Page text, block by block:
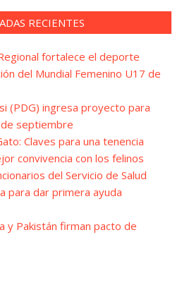
RECIENTES
fortalece el deporte
del Mundial Femenino U17 de
(PDG) ingresa proyecto para
septiembre
Claves para una tenencia
convivencia con los felinos
del Servicio de Salud
para dar primera ayuda
y Pakistán firman pacto de